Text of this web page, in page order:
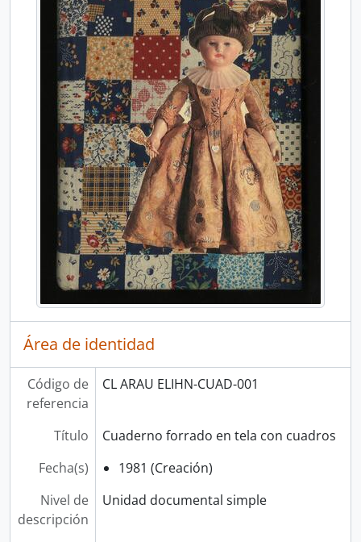
Área de identidad
Código de
referencia
CL ARAU ELIHN-CUAD-001
Título
Cuaderno forrado en tela con cuadros
Fecha(s)
1981 (Creación)
Nivel de
descripción
Unidad documental simple